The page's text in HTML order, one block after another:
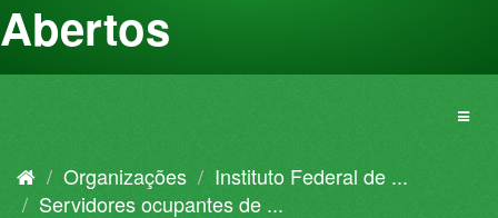
Abertos
Organizações
Instituto Federal de ...
Servidores ocupantes de ...